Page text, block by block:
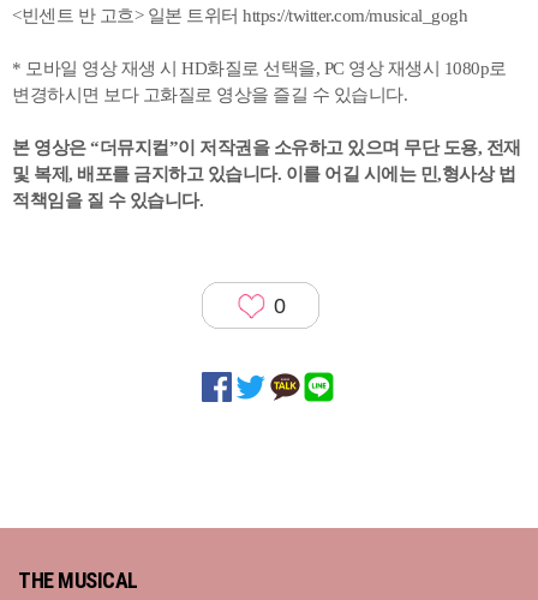
<빈센트 반 고흐> 일본 트위터 https://twitter.com/musical_gogh
* 모바일 영상 재생 시 HD화질로 선택을, PC 영상 재생시 1080p로
변경하시면 보다 고화질로 영상을 즐길 수 있습니다.
본 영상은 “더뮤지컬”이 저작권을 소유하고 있으며 무단 도용, 전재
및 복제, 배포를 금지하고 있습니다. 이를 어길 시에는 민,형사상 법
적책임을 질 수 있습니다.
0
THE MUSICAL